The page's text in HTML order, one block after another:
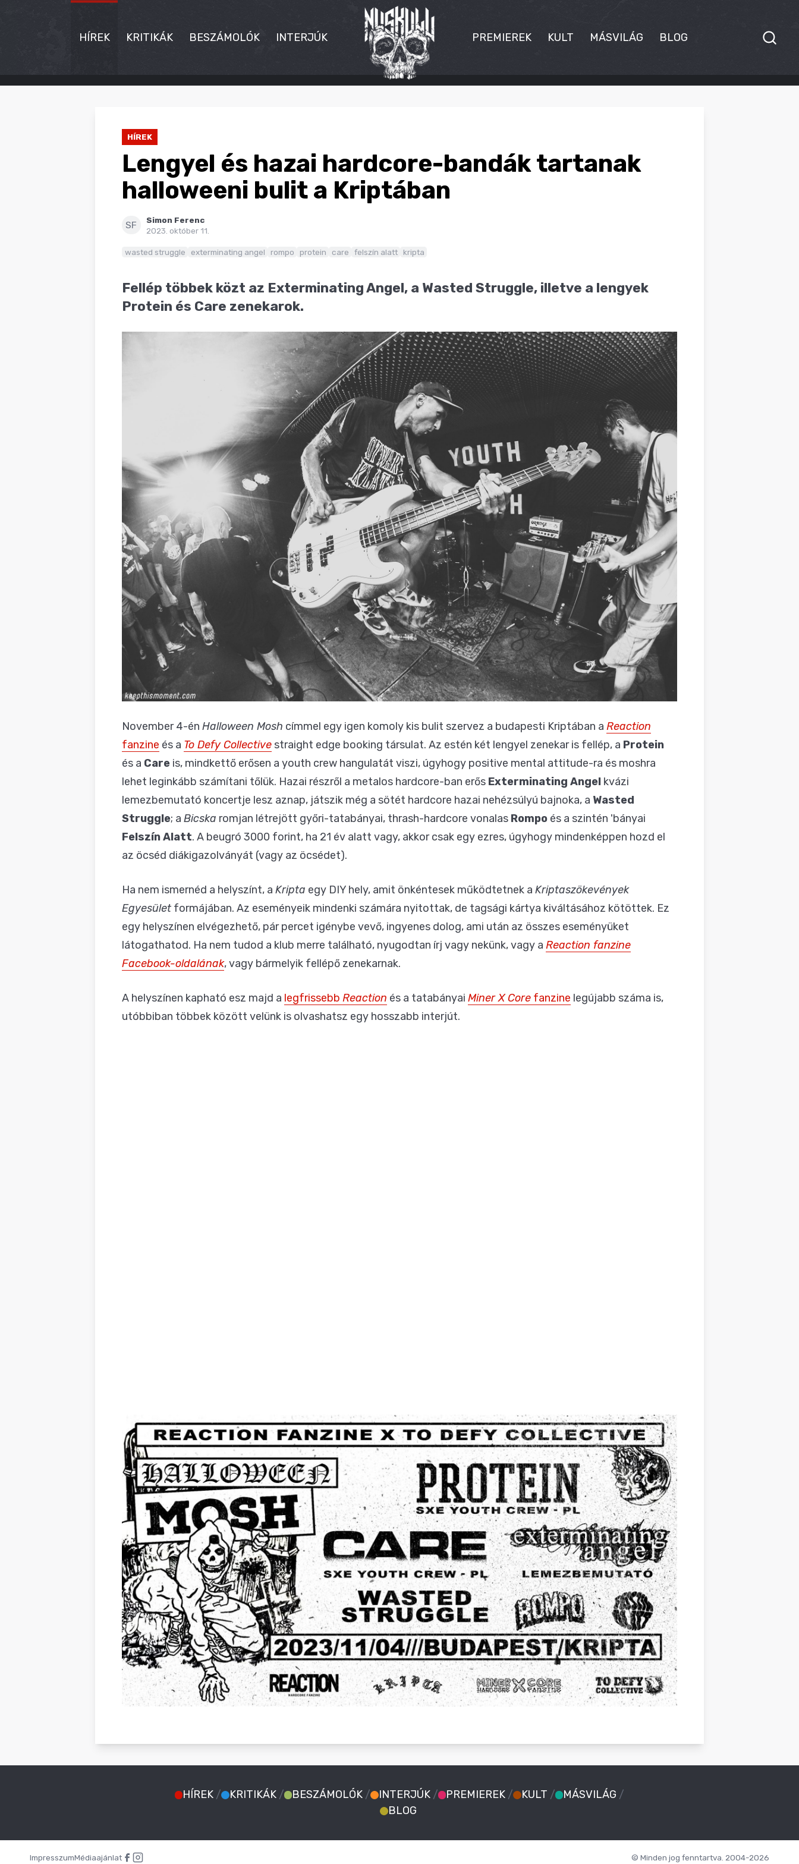
HÍREK KRITIKÁK BESZÁMOLÓK INTERJÚK PREMIEREK KULT MÁSVILÁG BLOG
HÍREK
HÍREK
Lengyel és hazai hardcore-bandák tartanak
halloweeni bulit a Kriptában
SF
Simon Ferenc
2023. október 11.
wasted struggle exterminating angel rompo protein care felszín alatt kripta
Fellép többek közt az Exterminating Angel, a Wasted Struggle, illetve a lengyek
Protein és Care zenekarok.
November 4-én Halloween Mosh címmel egy igen komoly kis bulit szervez a budapesti Kriptában a Reaction
fanzine és a To Defy Collective straight edge booking társulat. Az estén két lengyel zenekar is fellép, a Protein
és a Care is, mindkettő erősen a youth crew hangulatát viszi, úgyhogy positive mental attitude-ra és moshra
lehet leginkább számítani tőlük. Hazai részről a metalos hardcore-ban erős Exterminating Angel kvázi
lemezbemutató koncertje lesz aznap, játszik még a sötét hardcore hazai nehézsúlyú bajnoka, a Wasted
Struggle; a Bicska romjan létrejött győri-tatabányai, thrash-hardcore vonalas Rompo és a szintén 'bányai
Felszín Alatt. A beugró 3000 forint, ha 21 év alatt vagy, akkor csak egy ezres, úgyhogy mindenképpen hozd el
az öcséd diákigazolványát (vagy az öcsédet).
Ha nem ismernéd a helyszínt, a Kripta egy DIY hely, amit önkéntesek működtetnek a Kriptaszökevények
Egyesület formájában. Az eseményeik mindenki számára nyitottak, de tagsági kártya kiváltásához kötöttek. Ez
egy helyszínen elvégezhető, pár percet igénybe vevő, ingyenes dolog, ami után az összes eseményüket
látogathatod. Ha nem tudod a klub merre található, nyugodtan írj vagy nekünk, vagy a Reaction fanzine
Facebook-oldalának, vagy bármelyik fellépő zenekarnak.
A helyszínen kapható esz majd a legfrissebb Reaction és a tatabányai Miner X Core fanzine legújabb száma is,
utóbbiban többek között velünk is olvashatsz egy hosszabb interjút.
HÍREK / KRITIKÁK / BESZÁMOLÓK / INTERJÚK / PREMIEREK / KULT / MÁSVILÁG /
BLOG
ImpresszumMédiaajánlat © Minden jog fenntartva. 2004-2026